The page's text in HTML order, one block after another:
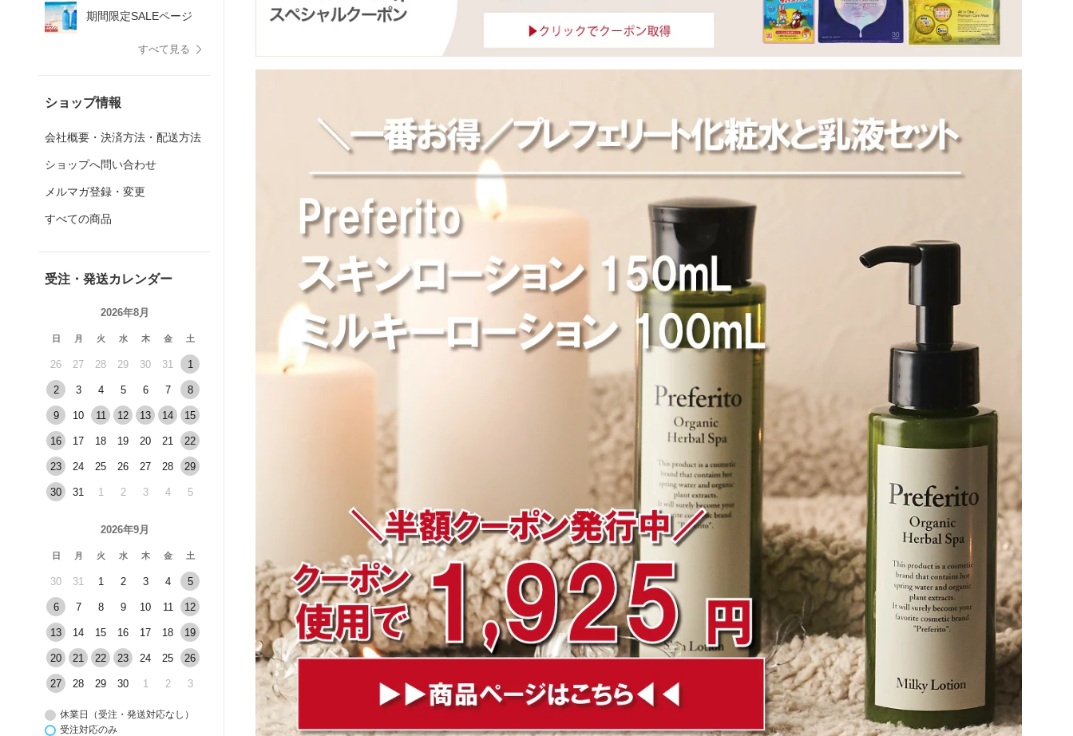
期間限定SALEページ
すべて見る
ショップ情報
会社概要・決済方法・配送方法
ショップへ問い合わせ
メルマガ登録・変更
すべての商品
受注・発送カレンダー
2026年8月
日 月 火 水 木 金 土
26 27 28 29 30 31 1
2 3 4 5 6 7 8
9 10 11 12 13 14 15
16 17 18 19 20 21 22
23 24 25 26 27 28 29
30 31 1 2 3 4 5
2026年9月
日 月 火 水 木 金 土
30 31 1 2 3 4 5
6 7 8 9 10 11 12
13 14 15 16 17 18 19
20 21 22 23 24 25 26
27 28 29 30 1 2 3
休業日（受注・発送対応なし）
受注対応のみ